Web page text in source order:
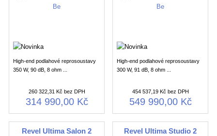
High-end podlahové reprosoustavy
350 W, 90 dB, 8 ohm ...
260 322,31 Kč bez DPH
314 990,00 Kč
High-end podlahové reprosoustavy
300 W, 91 dB, 8 ohm ...
454 537,19 Kč bez DPH
549 990,00 Kč
Revel Ultima Salon 2 Revel Ultima Studio 2